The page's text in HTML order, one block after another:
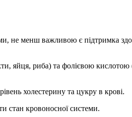
не менш важливою є підтримка
яйця, риба) та фолієвою кислотою
холестерину та цукру в крові.
стан кровоносної системи.